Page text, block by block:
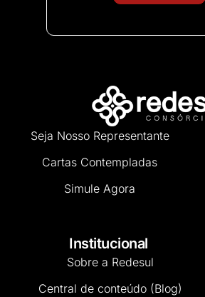
Seja Nosso Representante
Cartas Contempladas
Simule Agora
Institucional
Sobre a Redesul
Central de conteúdo (Blog)